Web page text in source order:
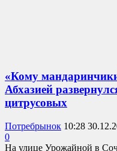
«Кому
Абхазией
цитрусовых
Потребрынок 10:28
0
На улице Урожайной в